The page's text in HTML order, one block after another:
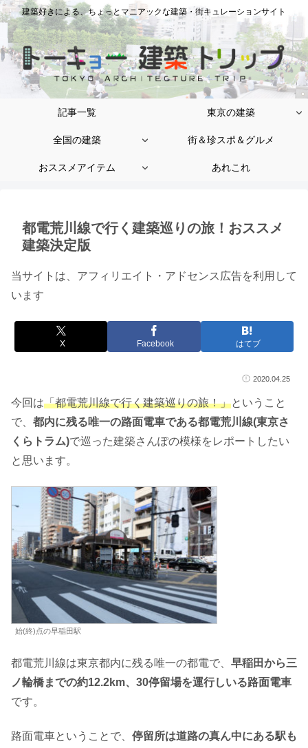
建築好きによる、ちょっとマニアックな建築・街キュレーションサイト
記事一覧 東京の建築
全国の建築 街＆珍スポ＆グルメ
おススメアイテム あれこれ
都電荒川線で行く建築巡りの旅！おススメ
建築決定版
当サイトは、アフィリエイト・アドセンス広告を利用して
います
X Facebook はてブ
2020.04.25
今回は「都電荒川線で行く建築巡りの旅！」ということ
で、 都内に残る唯一の路面電車である都電荒川線(東京さ
くらトラム)で巡った建築さんぽの模様をレポートしたい
と思います。
始(終)点の早稲田駅
都電荒川線は東京都内に残る唯一の都電で、 早稲田から三
ノ輪橋までの約12.2km、30停留場を運行しいる路面電車
です。
路面電車ということで、 停留所は道路の真ん中にある駅も